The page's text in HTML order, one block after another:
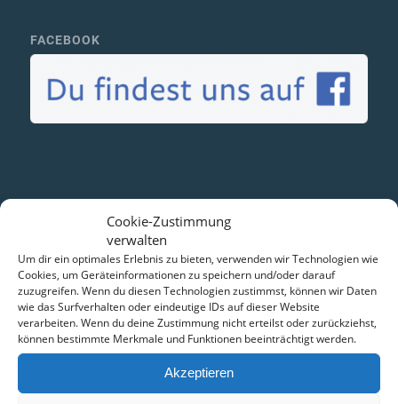
Cookie-Zustimmung
verwalten
Um dir ein optimales Erlebnis zu bieten, verwenden wir Technologien wie
Cookies, um Geräteinformationen zu speichern und/oder darauf
zuzugreifen. Wenn du diesen Technologien zustimmst, können wir Daten
wie das Surfverhalten oder eindeutige IDs auf dieser Website
verarbeiten. Wenn du deine Zustimmung nicht erteilst oder zurückziehst,
können bestimmte Merkmale und Funktionen beeinträchtigt werden.
Akzeptieren
FACEBOOK
UKW Funkkurs Q4 2026
Kombikurs See/Bodenseepatent/Binnen Q4 2026
Gourmet RheinRevierfahrt ab Philippsburg
SKS Segeltörns Niederlande 2026
Gruppen Revierfahrten mit Schleusung